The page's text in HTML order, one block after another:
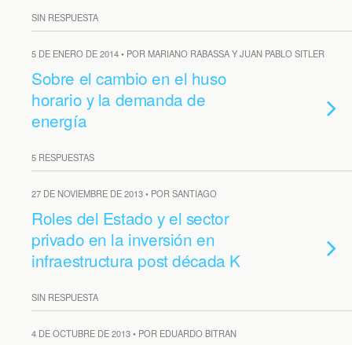
SIN RESPUESTA
5 DE ENERO DE 2014 • POR MARIANO RABASSA Y JUAN PABLO SITLER
Sobre el cambio en el huso
horario y la demanda de
energía
5 RESPUESTAS
27 DE NOVIEMBRE DE 2013 • POR SANTIAGO
Roles del Estado y el sector
privado en la inversión en
infraestructura post década K
SIN RESPUESTA
4 DE OCTUBRE DE 2013 • POR EDUARDO BITRAN